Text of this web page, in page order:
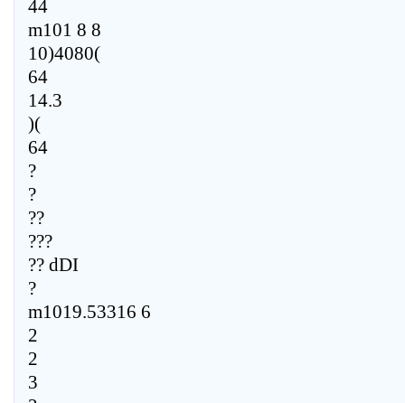
44
m101 8 8
10)4080(
64
14.3
)(
64
?
?
??
???
?? dDI
?
m1019.53316 6
2
2
3